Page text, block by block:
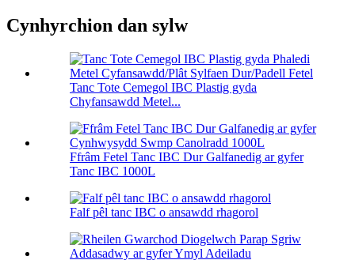
Cynhyrchion dan sylw
Tanc Tote Cemegol IBC Plastig gyda
Chyfansawdd Metel...
Ffrâm Fetel Tanc IBC Dur Galfanedig ar gyfer
Tanc IBC 1000L
Falf pêl tanc IBC o ansawdd rhagorol